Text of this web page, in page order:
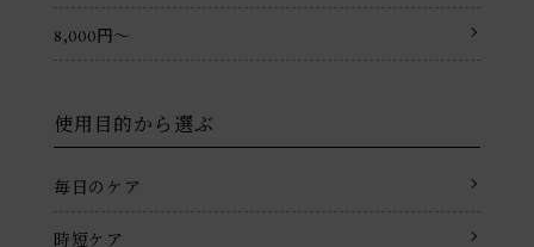
8,000円〜
使用目的から選ぶ
毎日のケア
時短ケア